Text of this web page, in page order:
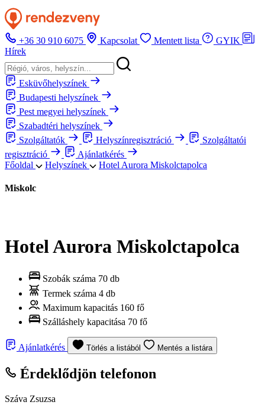
+36 30 910 6075 Kapcsolat Mentett lista
GYIK
Hírek
Esküvőhelyszínek
Budapesti helyszínek
Pest megyei helyszínek
Szabadtéri helyszínek
Szolgáltatók
Helyszínregisztráció
Szolgáltatói
regisztráció
Ajánlatkérés
Főoldal
Helyszínek Hotel Aurora Miskolctapolca
Miskolc
Hotel Aurora Miskolctapolca
Szobák száma 70 db
Termek száma 4 db
Maximum kapacitás 160 fő
Szálláshely kapacitása 70 fő
Ajánlatkérés Törlés a listából Mentés a listára
Érdeklődjön telefonon
Száva Zsuzsa